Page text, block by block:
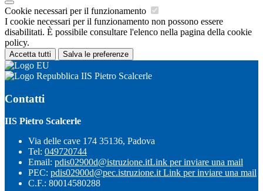
Cookie necessari per il funzionamento
I cookie necessari per il funzionamento non possono essere
disabilitati. È possibile consultare l'elenco nella pagina della cookie
policy.
Accetta tutti Salva le preferenze
IIS Pietro Scalcerle
Contatti
IIS Pietro Scalcerle
Via delle cave 174 35136, Padova
Tel: 049720744
Email: pdis02900d@istruzione.itLink per inviare una mail
PEC: pdis02900d@pec.istruzione.it Link per inviare una mail
C.F.: 80014580288